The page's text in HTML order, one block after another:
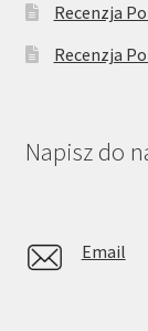
Recenzja
Recenzja
Napisz do
Email